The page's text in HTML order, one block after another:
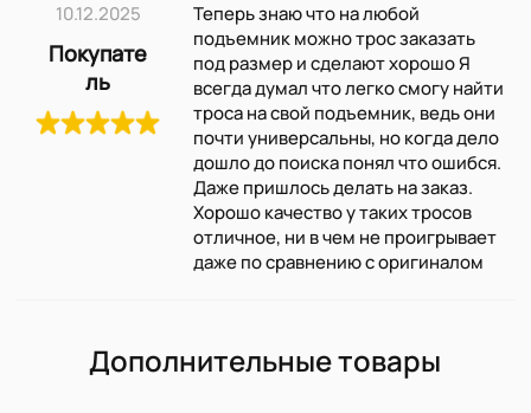
10.12.2025
Покупате
ль
Теперь знаю что на любой
подъемник можно трос заказать
под размер и сделают хорошо Я
всегда думал что легко смогу найти
троса на свой подъемник, ведь они
почти универсальны, но когда дело
дошло до поиска понял что ошибся.
Даже пришлось делать на заказ.
Хорошо качество у таких тросов
отличное, ни в чем не проигрывает
даже по сравнению с оригиналом
Дополнительные товары